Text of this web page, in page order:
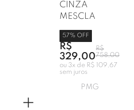
CINZA
MESCLA
57% OFF
R$
329,00
R$
758,00
ou 3x de R$ 109,67
sem juros
PMG
+